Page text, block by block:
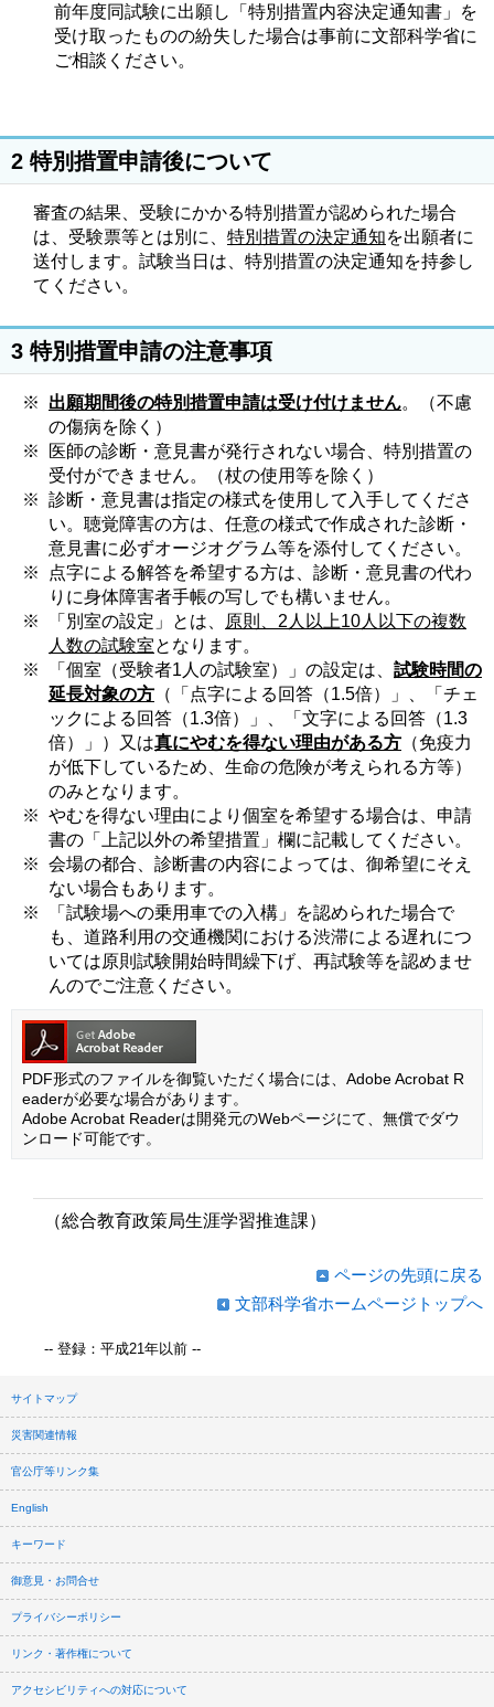
前年度同試験に出願し「特別措置内容決定通知書」を
受け取ったものの紛失した場合は事前に文部科学省に
ご相談ください。
2 特別措置申請後について
審査の結果、受験にかかる特別措置が認められた場合
は、受験票等とは別に、 特別措置の決定通知を出願者に
送付します。試験当日は、特別措置の決定通知を持参し
てください。
3 特別措置申請の注意事項
※ 出願期間後の特別措置申請は受け付けません。（不慮
の傷病を除く）
※
医師の診断・意見書が発行されない場合、特別措置の
受付ができません。（杖の使用等を除く）
※ 診断・意見書は指定の様式を使用して入手してくださ
い。聴覚障害の方は、任意の様式で作成された診断・
意見書に必ずオージオグラム等を添付してください。
※
点字による解答を希望する方は、診断・意見書の代わ
りに身体障害者手帳の写しでも構いません。
※
「別室の設定」とは、
原則、2人以上10人以下の複数
人数の試験室となります。
※
「個室（受験者1人の試験室）」の設定は、 試験時間の
延長対象の方 （「点字による回答（1.5倍）」、「チェ
ックによる回答（1.3倍）」、「文字による回答（1.3
倍）」）又は真にやむを得ない理由がある方 （免疫力
が低下しているため、生命の危険が考えられる方等）
のみとなります。
※ やむを得ない理由により個室を希望する場合は、申請
書の「上記以外の希望措置」欄に記載してください。
※ 会場の都合、診断書の内容によっては、御希望にそえ
ない場合もあります。
※
「試験場への乗用車での入構」を認められた場合で
も、道路利用の交通機関における渋滞による遅れにつ
いては原則試験開始時間繰下げ、再試験等を認めませ
んのでご注意ください。
PDF形式のファイルを御覧いただく場合には、Adobe Acrobat R
eaderが必要な場合があります。
Adobe Acrobat Readerは開発元のWebページにて、無償でダウ
ンロード可能です。
（総合教育政策局生涯学習推進課）
ページの先頭に戻る
文部科学省ホームページトップへ
-- 登録：平成21年以前 --
サイトマップ
災害関連情報
官公庁等リンク集
English
キーワード
御意見・お問合せ
プライバシーポリシー
リンク・著作権について
アクセシビリティへの対応について